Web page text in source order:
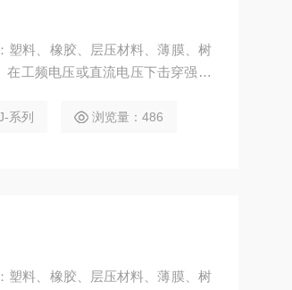
塑料、橡胶、层压材料、薄膜、树
在工频电压或直流电压下击穿强度
系列 浏览量：486
塑料、橡胶、层压材料、薄膜、树